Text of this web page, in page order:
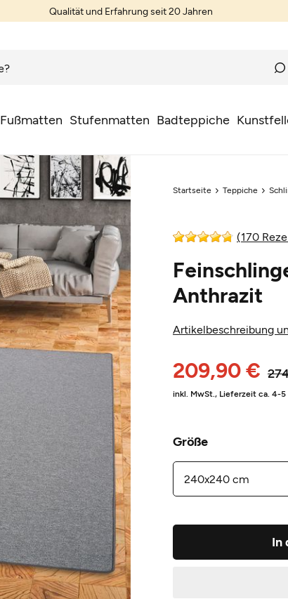
Qualität und Erfahrung seit 20 Jahren
Fußmatten Stufenmatten Badteppiche
Startseite Teppiche
(170
Anthrazit
Artikelbeschreibung
209,90 €
inkl. MwSt., Lieferzeit ca. 4-5
Größe
In